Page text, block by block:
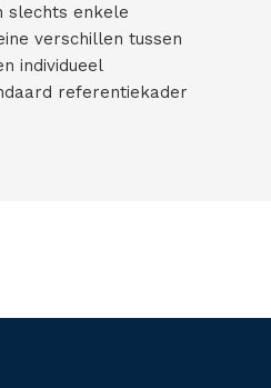
slechts enkele
verschillen tussen
individueel
referentiekader